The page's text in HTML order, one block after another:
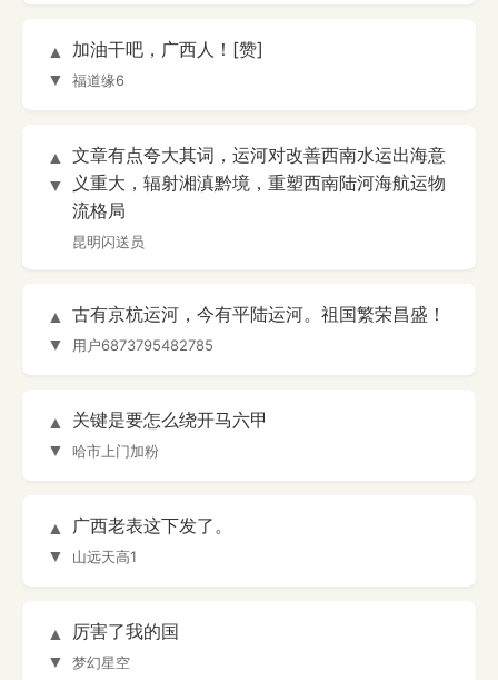
▲
▼
加油干吧，广西人！[赞]
福道缘6
▲
▼
文章有点夸大其词，运河对改善西南水运出海意
义重大，辐射湘滇黔境，重塑西南陆河海航运物
流格局
昆明闪送员
▲
▼
古有京杭运河，今有平陆运河。祖国繁荣昌盛！
用户6873795482785
▲
▼
关键是要怎么绕开马六甲
哈市上门加粉
▲
▼
广西老表这下发了。
山远天高1
▲
▼
厉害了我的国
梦幻星空